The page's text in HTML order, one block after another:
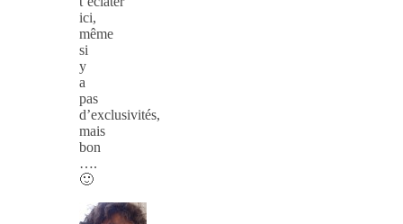
ici,
même
si
y
a
pas
d’exclusivités,
mais
bon
….
🙂